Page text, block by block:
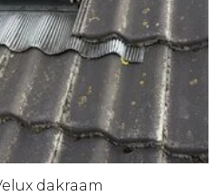
dakraam